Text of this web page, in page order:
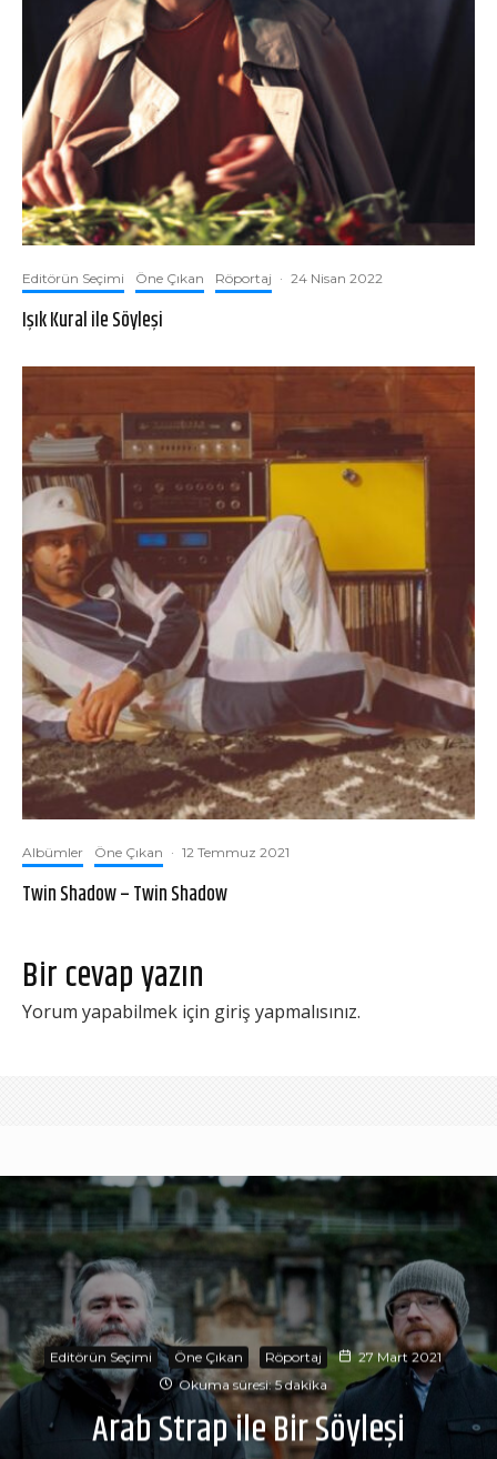
Editörün Seçimi Öne Çıkan Röportaj · 24 Nisan 2022
Işık Kural ile Söyleşi
Albümler Öne Çıkan · 12 Temmuz 2021
Twin Shadow – Twin Shadow
Bir cevap yazın
Yorum yapabilmek için giriş yapmalısınız.
Editörün Seçimi Öne Çıkan Röportaj
27 Mart 2021
Okuma süresi: 5 dakika
Arab Strap ile Bir Söyleşi